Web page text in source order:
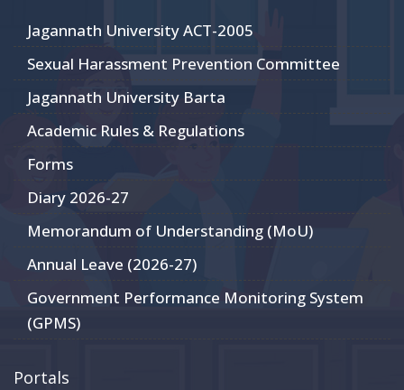
Jagannath University ACT-2005
Sexual Harassment Prevention Committee
Jagannath University Barta
Academic Rules & Regulations
Forms
Diary 2026-27
Memorandum of Understanding (MoU)
Annual Leave (2026-27)
Government Performance Monitoring System
(GPMS)
Portals